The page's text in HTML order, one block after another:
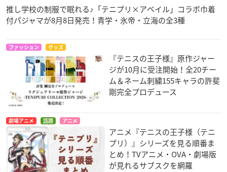
推し学校の制服で眠れる♪「テニプリ×アベイル」コラボ巾着
付パジャマが8月8日発売！青学・氷帝・立海の全3種
ファッション グッズ
『テニスの王子様』原作ジャー
ジが10月に受注開始！全20チー
ム＆ネーム刺繍155キャラの許斐
剛完全プロデュース
劇場アニメ 話題 アニメ
アニメ『テニスの王子様（テニ
プリ）』シリーズを見る順番ま
とめ！TVアニメ・OVA・劇場版
が見れるサブスクを網羅